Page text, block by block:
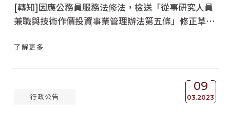
[轉知]因應公務員服務法修法，檢送「從事研究人員
兼職與技術作價投資事業管理辦法第五條」修正草
了解更多
09
03.2023
行政公告